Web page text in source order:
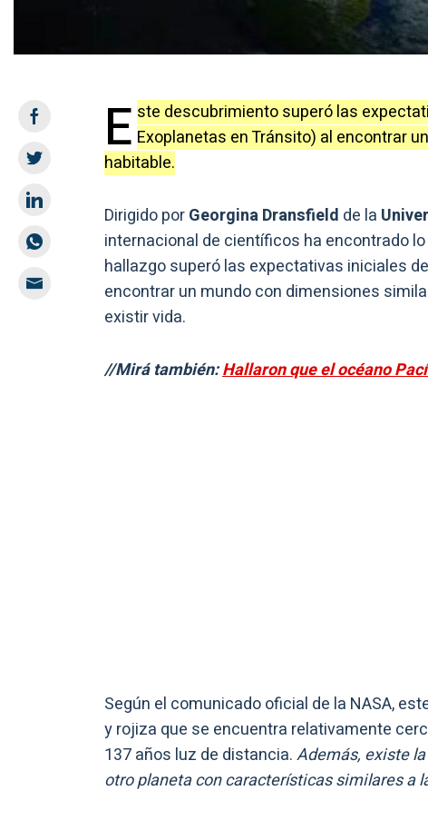
E ste descubrimiento superó las
Exoplanetas en Tránsito) al encontrar
habitable.
Dirigido porGeorgina Dransfield de la
internacional de científicos ha encontrado
hallazgo superó las expectativas iniciales
encontrar un mundo con dimensiones
existir vida.
//Mirá también:Hallaron que el océano
Según el comunicado oficial de la NASA,
y rojiza que se encuentra relativamente
137 años luz de distancia.Además, existe
otro planeta con características similares a